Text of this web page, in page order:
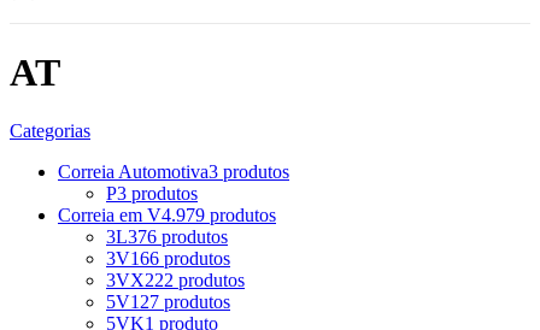
AT
Categorias
Correia Automotiva3 produtos
P3 produtos
Correia em V4.979 produtos
3L376 produtos
3V166 produtos
3VX222 produtos
5V127 produtos
5VK1 produto